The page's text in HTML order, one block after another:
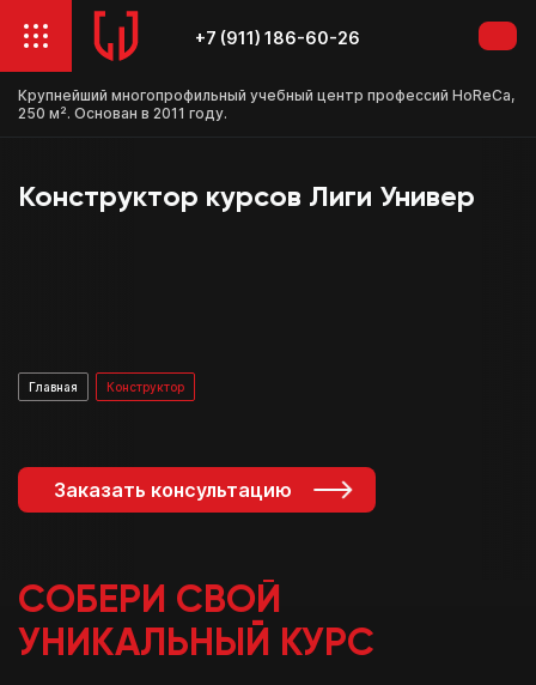
Крупнейший многопрофильный учебный центр профессий HoReCa,
250 м². Основан в 2011 году.
+7 (911) 186-60-26
Конструктор курсов Лиги Универ
Главная Конструктор
Заказать консультацию
СОБЕРИ СВОЙ
УНИКАЛЬНЫЙ КУРС